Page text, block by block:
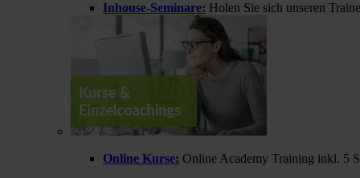
Inhouse-Seminare: Holen Sie sich unseren
Online Kurse: Online Academy Training inkl. 5